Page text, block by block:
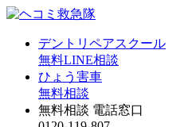
デントリペアスクール
無料LINE相談
ひょう害車
無料相談
無料相談 電話窓口